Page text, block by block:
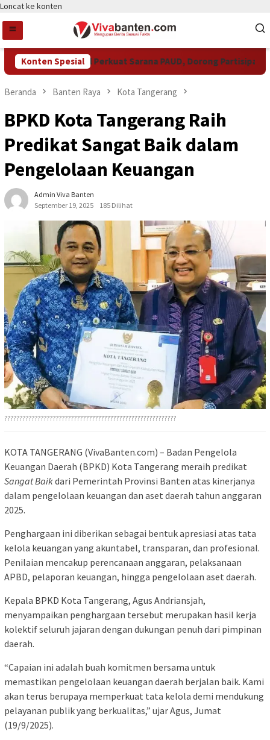
Loncat ke konten
Konten Spesial
Pemkot Tangsel Perkuat Sarana PAUD, Dorong Partisipasi
Beranda Banten Raya Kota Tangerang
BPKD Kota Tangerang Raih
Predikat Sangat Baik dalam
Pengelolaan Keuangan
Admin Viva Banten
September 19, 2025
185 Dilihat
?????????????????????????????????????????????????????????
KOTA TANGERANG (VivaBanten.com) – Badan Pengelola
Keuangan Daerah (BPKD) Kota Tangerang meraih predikat
Sangat Baikdari Pemerintah Provinsi Banten atas kinerjanya
dalam pengelolaan keuangan dan aset daerah tahun anggaran
2025.
Penghargaan ini diberikan sebagai bentuk apresiasi atas tata
kelola keuangan yang akuntabel, transparan, dan profesional.
Penilaian mencakup perencanaan anggaran, pelaksanaan
APBD, pelaporan keuangan, hingga pengelolaan aset daerah.
Kepala BPKD Kota Tangerang, Agus Andriansjah,
menyampaikan penghargaan tersebut merupakan hasil kerja
kolektif seluruh jajaran dengan dukungan penuh dari pimpinan
daerah.
“Capaian ini adalah buah komitmen bersama untuk
memastikan pengelolaan keuangan daerah berjalan baik. Kami
akan terus berupaya memperkuat tata kelola demi mendukung
pelayanan publik yang berkualitas,” ujar Agus, Jumat
(19/9/2025).